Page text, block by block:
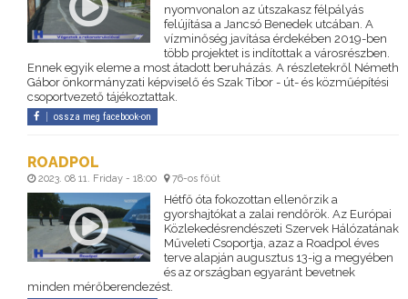
nyomvonalon az útszakasz félpályás
felújítása a Jancsó Benedek utcában. A
vízminőség javítása érdekében 2019-ben
több projektet is indítottak a városrészben.
Ennek egyik eleme a most átadott beruházás. A részletekről Németh
Gábor önkormányzati képviselő és Szak Tibor - út- és közműépítési
csoportvezető tájékoztattak.
ossza meg facebook-on
ROADPOL
2023. 08 11. Friday - 18:00 76-os főút
Hétfő óta fokozottan ellenőrzik a
gyorshajtókat a zalai rendőrök. Az Európai
Közlekedésrendészeti Szervek Hálózatának
Műveleti Csoportja, azaz a Roadpol éves
terve alapján augusztus 13-ig a megyében
és az országban egyaránt bevetnek
minden mérőberendezést.